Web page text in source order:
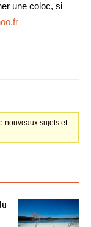
une coloc, si
nouveaux sujets et